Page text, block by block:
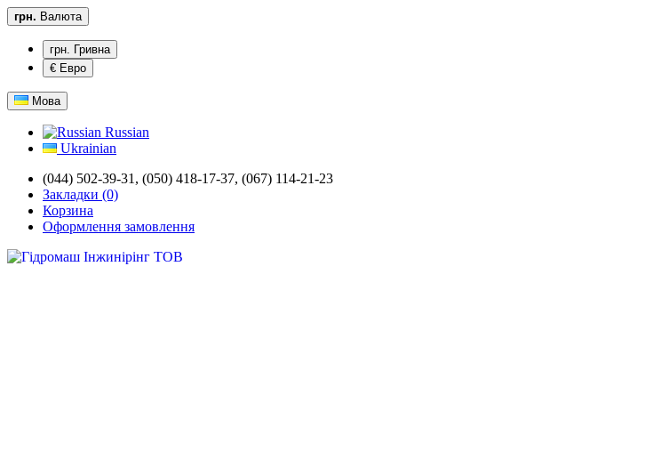
грн. Валюта
грн. Гривна
€ Евро
Мова
Russian
Ukrainian
(044) 502-39-31, (050) 418-17-37, (067) 114-21-23
Закладки (0)
Корзина
Оформлення замовлення